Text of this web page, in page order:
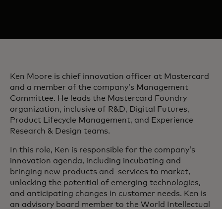
Ken Moore is chief innovation officer at Mastercard
and a member of the company’s Management
Committee. He leads the Mastercard Foundry
organization, inclusive of R&D, Digital Futures,
Product Lifecycle Management, and Experience
Research & Design teams.
In this role, Ken is responsible for the company’s
innovation agenda, including incubating and
bringing new products and services to market,
unlocking the potential of emerging technologies,
and anticipating changes in customer needs. Ken is
an advisory board member to the World Intellectual